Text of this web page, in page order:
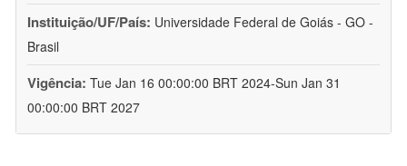
Instituição/UF/País: Universidade Federal de Goiás - GO -
Brasil
Vigência: Tue Jan 16 00:00:00 BRT 2024-Sun Jan 31
00:00:00 BRT 2027